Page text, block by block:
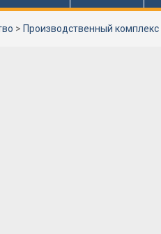
> Производственный комплекс